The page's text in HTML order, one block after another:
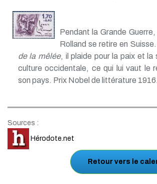
Pendant la Grande
Rolland se retire en
de la mêlée, il plaide pour la paix et la
culture occidentale, ce qui lui vaut le
son pays. Prix Nobel de littérature
Sources :
Hérodote.net
Retour vers le